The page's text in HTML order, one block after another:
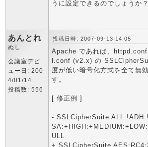
うに設定できるのでしょうか？
あんとれ
ぬし
会議室デビ
ュー日: 200
4/01/14
投稿数: 556
投稿日時: 2007-09-13 14:05
Apache であれば、
l.conf (v2.x) の
度が低い暗号化方式を全て無
す。
[ 修正例 ]
- SSLCipherSuite
ULL
+ SSLCipherSuite